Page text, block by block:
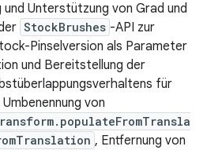
und Unterstützung von Grad und
StockBrushes -API zur
Pinselversion als Parameter
und Bereitstellung der
für
von
, Entfernung von